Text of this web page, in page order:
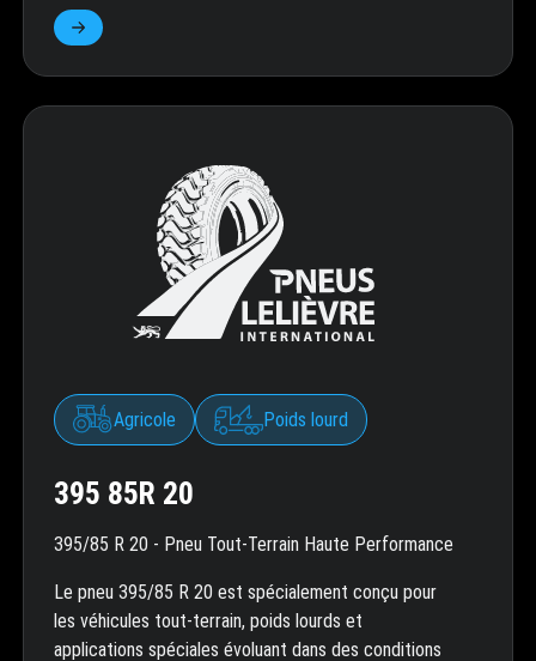
Agricole Poids lourd
395 85R 20
395/85 R 20 - Pneu Tout-Terrain Haute Performance
Le pneu 395/85 R 20 est spécialement conçu pour
les véhicules tout-terrain, poids lourds et
applications spéciales évoluant dans des conditions